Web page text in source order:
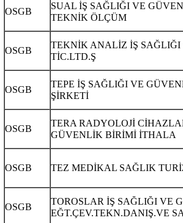
OSGB
SUAL İŞ SAĞLIĞI VE
TEKNİK ÖLÇÜM
OSGB
TEKNİK ANALİZ İŞ
TİC.LTD.Ş
OSGB
TEPE İŞ SAĞLIĞI VE
ŞİRKETİ
OSGB
TERA RADYOLOJİ
GÜVENLİK BİRİMİ İTHALA
OSGB TEZ MEDİKAL SAĞLIK
OSGB
TOROSLAR İŞ SAĞLIĞI VE
EĞT.ÇEV.TEKN.DANIŞ.VE